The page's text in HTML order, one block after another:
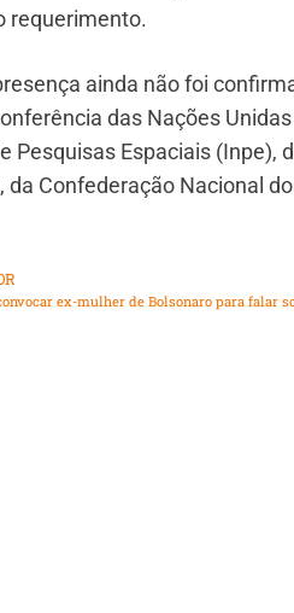
requerimento.
ainda não foi
das Nações
Pesquisas Espaciais (Inpe),
da Confederação Nacional